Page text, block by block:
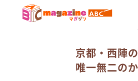
新着 インタビ
京都・西陣
唯一無二の